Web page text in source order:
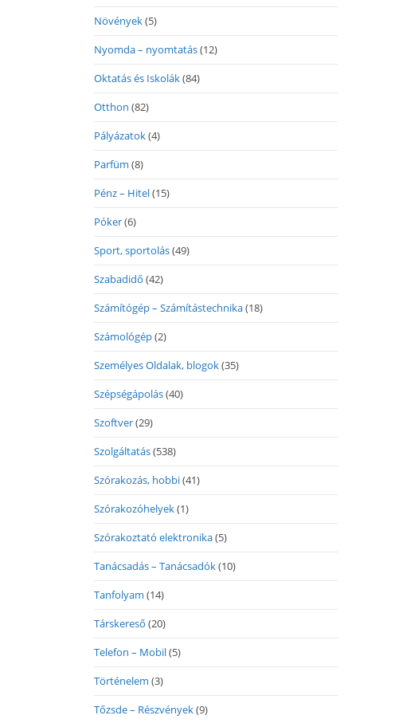
Növények(5)
Nyomda – nyomtatás(12)
Oktatás és Iskolák(84)
Otthon (82)
Pályázatok(4)
Parfüm (8)
Pénz – Hitel(15)
Póker(6)
Sport, sportolás(49)
Szabadidő (42)
Számítógép – Számítástechnika(18)
Számológép(2)
Személyes Oldalak, blogok(35)
Szépségápolás(40)
Szoftver(29)
Szolgáltatás(538)
Szórakozás, hobbi(41)
Szórakozóhelyek(1)
Szórakoztató elektronika(5)
Tanácsadás – Tanácsadók(10)
Tanfolyam (14)
Társkereső (20)
Telefon – Mobil(5)
Történelem (3)
Tőzsde – Részvények(9)